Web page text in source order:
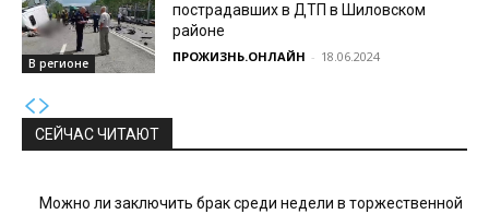
В регионе
пострадавших в ДТП в Шиловском
районе
ПРОЖИЗНЬ.ОНЛАЙН - 18.06.2024
СЕЙЧАС ЧИТАЮТ
Можно ли заключить брак среди недели в торжественной